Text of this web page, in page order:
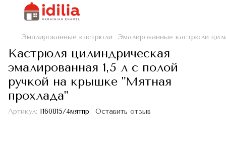
Эмалированные кастрюли Эмалированные кастрюли
Кастрюля цилиндрическая
эмалированная 1,5 л с полой
ручкой на крышке "Мятная
прохлада"
Артикул: I160815/4мятпр Оставить отзыв